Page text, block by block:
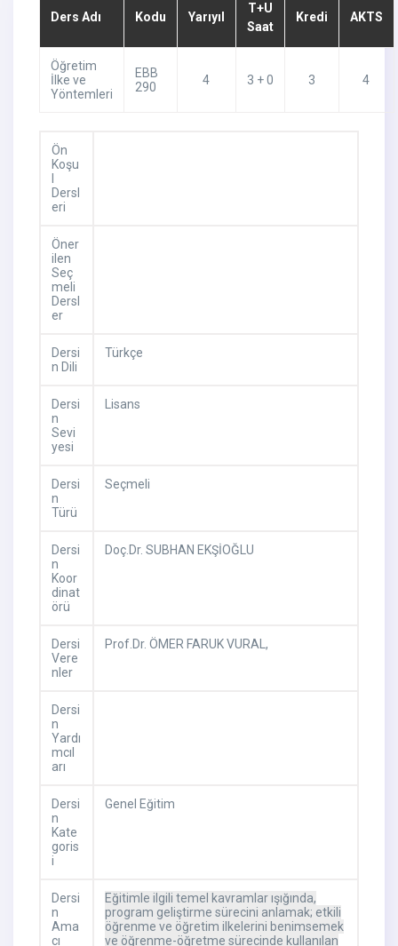
Ders Adı Kodu Yarıyıl
T+U
Saat
Kredi AKTS
Öğretim
İlke ve
Yöntemleri
EBB
290
4 3 + 0 3 4
Ön
Koşu
Dersl
eri
Öner
ilen
Seç
meli
Dersl
er
Dersi
n Dili
Türkçe
Dersi
n
Sevi
yesi
Lisans
Dersi
n
Türü
Seçmeli
Dersi
n
Koor
dinat
örü
Doç.Dr. SUBHAN EKŞİOĞLU
Dersi
Vere
nler
Prof.Dr. ÖMER FARUK VURAL,
Dersi
n
Yardı
mcıl
arı
Dersi
n
Kate
goris
i
Genel Eğitim
Dersi
n
Ama
cı
Eğitimle ilgili temel kavramlar ışığında,
program geliştirme sürecini anlamak; etkili
öğrenme ve öğretim ilkelerini benimsemek
ve öğrenme-öğretme sürecinde kullanılan